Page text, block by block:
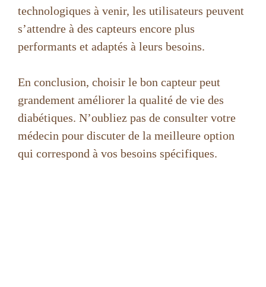
technologiques à venir, les utilisateurs peuvent
s’attendre à des capteurs encore plus
performants et adaptés à leurs besoins.
En conclusion, choisir le bon capteur peut
grandement améliorer la qualité de vie des
diabétiques. N’oubliez pas de consulter votre
médecin pour discuter de la meilleure option
qui correspond à vos besoins spécifiques.